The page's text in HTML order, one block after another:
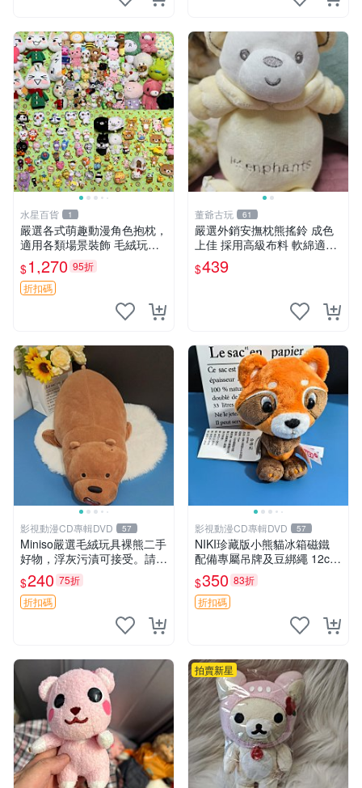
水星百貨 1
嚴選各式萌趣動漫角色抱枕，
適用各類場景裝飾 毛絨玩
具、卡通抱枕、趣味玩偶
$1,270 95折
折扣碼
董爺古玩 61
嚴選外銷安撫枕熊搖鈴 成色
上佳 採用高級布料 軟綿適合
收藏 安心選購 安撫枕 熊玩具
搖鈴
$439
影視動漫CD專輯DVD 57
Miniso嚴選毛絨玩具裸熊二手
好物，浮灰污漬可接受。請詳
閱照片再下單，售出不退不
換。全新品相收藏推薦。 裸
熊 毛絨玩具 收藏
$240 75折
折扣碼
影視動漫CD專輯DVD 57
NIKI珍藏版小熊貓冰箱磁鐵
配備專屬吊牌及豆綁繩 12cm
廢品嚴選 好評推薦 小熊貓冰
箱貼 磁鐵掛件 冰箱飾品
$350 83折
折扣碼
拍賣新星